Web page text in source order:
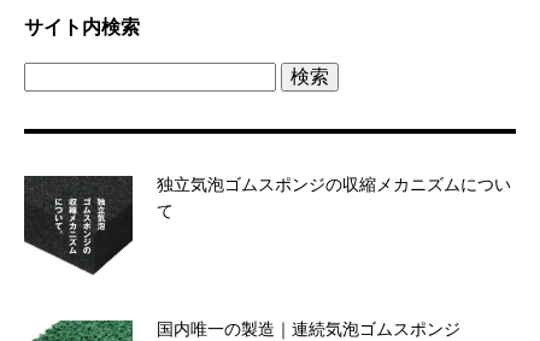
サイト内検索
独立気泡ゴムスポンジの収縮メカニズムについ
て
国内唯一の製造｜連続気泡ゴムスポンジ